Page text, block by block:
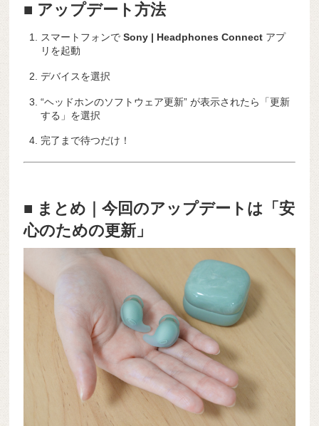
■ アップデート方法
スマートフォンでSony | Headphones Connect アプ
リを起動
デバイスを選択
“ヘッドホンのソフトウェア更新” が表示されたら「更新
する」を選択
完了まで待つだけ！
■ まとめ｜今回のアップデートは「安
心のための更新」